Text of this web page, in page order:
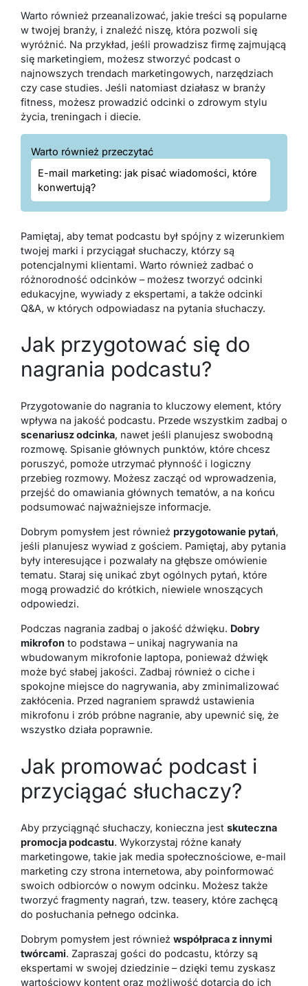
Warto również przeanalizować, jakie treści są popularne
w twojej branży, i znaleźć niszę, która pozwoli się
wyróżnić. Na przykład, jeśli prowadzisz firmę zajmującą
się marketingiem, możesz stworzyć podcast o
najnowszych trendach marketingowych, narzędziach
czy case studies. Jeśli natomiast działasz w branży
fitness, możesz prowadzić odcinki o zdrowym stylu
życia, treningach i diecie.
Warto również przeczytać
E-mail marketing: jak pisać wiadomości, które
konwertują?
Pamiętaj, aby temat podcastu był spójny z wizerunkiem
twojej marki i przyciągał słuchaczy, którzy są
potencjalnymi klientami. Warto również zadbać o
różnorodność odcinków – możesz tworzyć odcinki
edukacyjne, wywiady z ekspertami, a także odcinki
Q&A, w których odpowiadasz na pytania słuchaczy.
Jak przygotować się do
nagrania podcastu?
Przygotowanie do nagrania to kluczowy element, który
wpływa na jakość podcastu. Przede wszystkim zadbaj o
scenariusz odcinka, nawet jeśli planujesz swobodną
rozmowę. Spisanie głównych punktów, które chcesz
poruszyć, pomoże utrzymać płynność i logiczny
przebieg rozmowy. Możesz zacząć od wprowadzenia,
przejść do omawiania głównych tematów, a na końcu
podsumować najważniejsze informacje.
Dobrym pomysłem jest również przygotowanie pytań,
jeśli planujesz wywiad z gościem. Pamiętaj, aby pytania
były interesujące i pozwalały na głębsze omówienie
tematu. Staraj się unikać zbyt ogólnych pytań, które
mogą prowadzić do krótkich, niewiele wnoszących
odpowiedzi.
Podczas nagrania zadbaj o jakość dźwięku. Dobry
mikrofon to podstawa – unikaj nagrywania na
wbudowanym mikrofonie laptopa, ponieważ dźwięk
może być słabej jakości. Zadbaj również o ciche i
spokojne miejsce do nagrywania, aby zminimalizować
zakłócenia. Przed nagraniem sprawdź ustawienia
mikrofonu i zrób próbne nagranie, aby upewnić się, że
wszystko działa poprawnie.
Jak promować podcast i
przyciągać słuchaczy?
Aby przyciągnąć słuchaczy, konieczna jest skuteczna
promocja podcastu. Wykorzystaj różne kanały
marketingowe, takie jak media społecznościowe, e-mail
marketing czy strona internetowa, aby poinformować
swoich odbiorców o nowym odcinku. Możesz także
tworzyć fragmenty nagrań, tzw. teasery, które zachęcą
do posłuchania pełnego odcinka.
Dobrym pomysłem jest również współpraca z innymi
twórcami. Zapraszaj gości do podcastu, którzy są
ekspertami w swojej dziedzinie – dzięki temu zyskasz
wartościowy kontent oraz możliwość dotarcia do ich